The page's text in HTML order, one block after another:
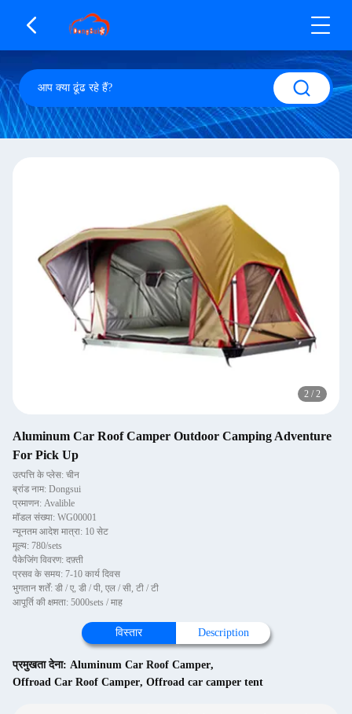
2 / 2
Aluminum Car Roof Camper Outdoor Camping Adventure
For Pick Up
उत्पत्ति के प्लेस: चीन
ब्रांड नाम: Dongsui
प्रमाणन: Avalible
मॉडल संख्या: WG00001
न्यूनतम आदेश मात्रा: 10 सेट
मूल्य: 780/sets
पैकेजिंग विवरण: दफ़्ती
प्रसव के समय: 7-10 कार्य दिवस
भुगतान शर्तें: डी / ए, डी / पी, एल / सी, टी / टी
आपूर्ति की क्षमता: 5000sets / माह
विस्तार Description
प्रमुखता देना: Aluminum Car Roof Camper,
Offroad Car Roof Camper, Offroad car camper tent